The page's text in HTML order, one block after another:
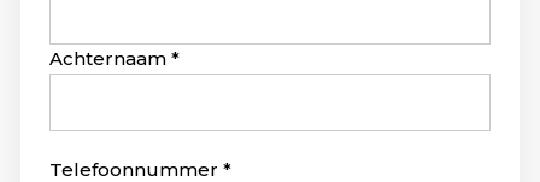
Achternaam
Telefoonnummer